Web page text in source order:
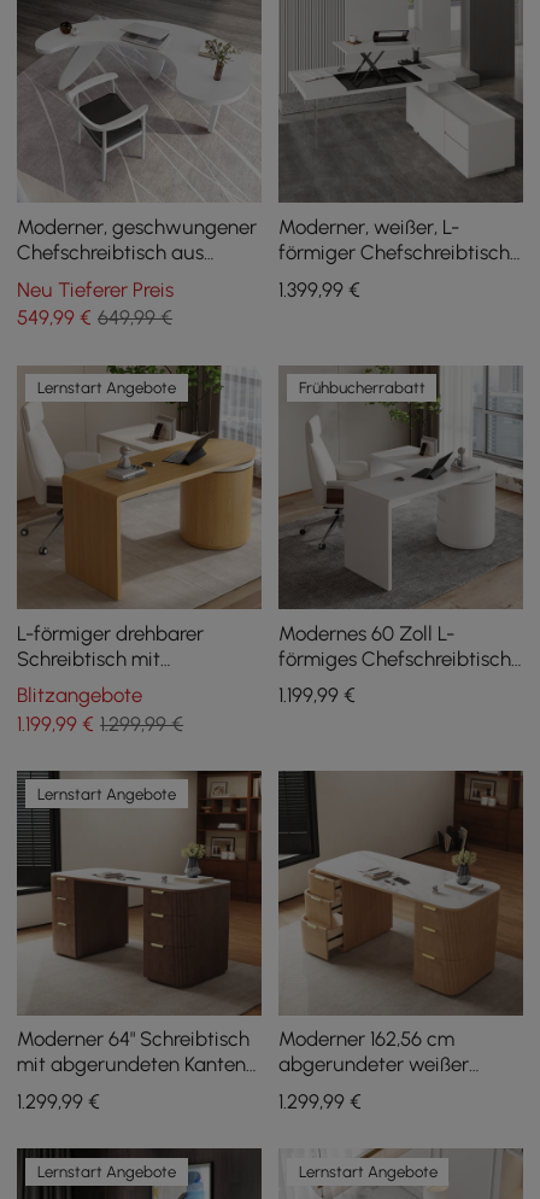
Moderner, geschwungener
Chefschreibtisch aus
weißem Holz, 140 cm langer
gerader Schreibtisch mit 3
ovalen Beinen
Neu Tieferer Preis
549,99 € 649,99 €
Moderner, weißer, L-
förmiger Chefschreibtisch,
1815 mm, mit Hubtisch, für
Rechtshänder
1.399,99 €
Lernstart Angebote
L-förmiger drehbarer
Schreibtisch mit
Schubladen in Weiß und
Natur, 152 cm
Blitzangebote
1.199,99 € 1.299,99 €
Frühbucherrabatt
Modernes 60 Zoll L-
förmiges Chefschreibtisch-
Set in mattem Warmweiß
mit Schubladen, drehbares
1.199,99 €
Lernstart Angebote
Moderner 64" Schreibtisch
mit abgerundeten Kanten
aus Walnuss-Sinterstein
mit Doppelfach
1.299,99 €
Moderner 162,56 cm
abgerundeter weißer
Sinterstein-Schreibtisch
mit zwei Ablagefächern
1.299,99 €
Lernstart Angebote Lernstart Angebote